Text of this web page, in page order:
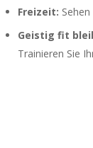
Freizeit:
Geistig fit
Trainieren Sie